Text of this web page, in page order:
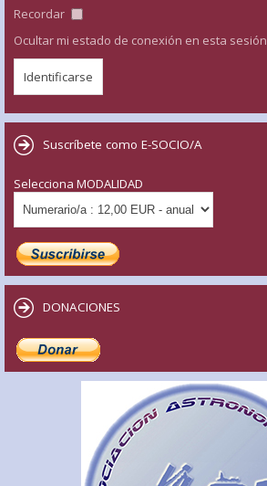
Recordar
Ocultar mi estado de conexión en esta sesión
Suscríbete como E-SOCIO/A
Selecciona MODALIDAD
DONACIONES